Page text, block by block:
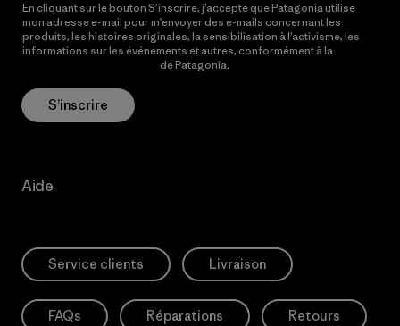
En cliquant sur le bouton S’inscrire, j’accepte que Patagonia utilise
mon adresse e-mail pour m’envoyer des e-mails concernant les
produits, les histoires originales, la sensibilisation à l’activisme, les
informations sur les événements et autres, conformément à la
de Patagonia.
S’inscrire
Aide
Service clients Livraison
FAQs Réparations Retours